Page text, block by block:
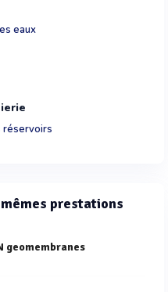
eaux
réservoirs
prestations
geomembranes